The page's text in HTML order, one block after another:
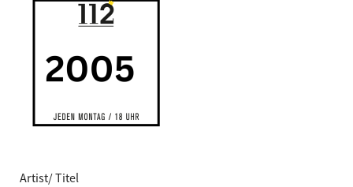
Artist Titel